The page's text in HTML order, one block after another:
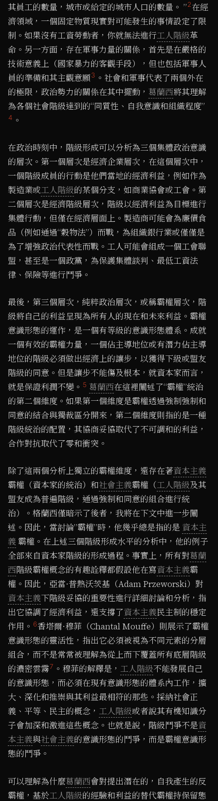
其員工的數量，城市或給定的城市人口的數量。 ”2在經
濟領域，一個固定物質現實對可能發生的事情設定了限
制。如果沒有工資勞動者，你就無法進行工人階級革
命。另一方面，存在軍事力量的關係，首先是在嚴格的
技術意義上（國家暴力的客觀手段），但也包括軍事人
員的準備和其主觀意願3 。社會和軍事代表了兩個外在
的極限，政治勢力的關係在其中擺動， 葛蘭西將其理解
為各個社會階級達到的“同質性、自我意識和組織程度”
4 。
在政治時刻中，階級形成可以分析為三個集體政治意識
的層次。第一個層次是經濟企業層次，在這個層次中，
一個階級成員的行動是他們當地的經濟利益，例如作為
製造業或工人階級的某個分支，如商業協會或工會。第
二個層次是經濟階級層次，階級以經濟利益為目標進行
集體行動，但僅在經濟層面上。製造商可能會為廉價食
品（例如通過“穀物法”）而戰，為組織銀行業或僅僅是
為了增強政治代表性而戰。工人可能會組成一個工會聯
盟，甚至是一個政黨，為保護集體談判、最低工資法
律、保險等進行鬥爭。
最後，第三個層次，純粹政治層次，或稱霸權層次，階
級將自己的利益呈現為所有人的現在和未來利益。霸權
意識形態的運作，是一個有等級的意識形態體系。成就
一個有效的霸權力量，一個佔主導地位或有潛力佔主導
地位的階級必須做出經濟上的讓步，以獲得下級或盟友
階級的同意。但是讓步不能傷及根本，就資本家而言，
就是保證利潤不變。 5 葛蘭西在這裡闡述了“霸權”統治
的第二個維度。如果第一個維度是霸權透過強制強制和
同意的結合與獨裁區分開來，第二個維度則指的是一種
階級統治的配置，其協商妥協取代了不可調和的利益，
合作對抗取代了零和衝突。
除了這兩個分析上獨立的霸權維度，還存在著資本主義
霸權（資本家的統治）和社會主義霸權（工人階級及其
盟友成為普遍階級，通過強制和同意的組合進行統
治）。格蘭西僅暗示了後者，我將在下文中進一步闡
述。因此，當討論”霸權”時，他幾乎總是指的是 資本主
義 霸權。在上述三個階級形成水平的分析中，他的例子
全部來自資本家階級的形成過程。事實上，所有對葛蘭
西階級霸權概念的有趣詮釋都假設他在寫資本主義霸
權。因此，亞當·普熱沃茨基（Adam Przeworski）對
資本主義下階級妥協的重要性進行詳細討論和分析，指
出它協調了經濟利益，還支撐了資本主義民主制的穩定
作用。 6香塔爾·穆菲（Chantal Mouffe）則展示了霸權
意識形態的靈活性，指出它必須被視為不同元素的分層
組合，而不是常常被理解為從上而下覆蓋所有底層階級
的濃密雲霧7 。穆菲的解釋是， 工人階級不能發展自己
的意識形態，而必須在現有意識形態的體系內工作，擴
大、深化和推崇與其利益最相符的那些。採納社會正
義、平等、民主的概念， 工人階級或者說其有機知識分
子會加深和激進這些概念。也就是說，階級鬥爭不是資
本主義與社會主義的意識形態的鬥爭，而是霸權意識形
態的鬥爭。
可以理解為什麼葛蘭西會對提出潛在的，自我產生的反
霸權，基於工人階級的經驗和利益的替代霸權持保留態